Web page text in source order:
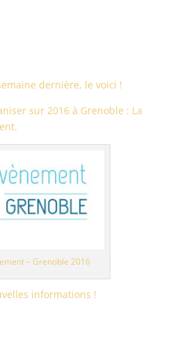
dernière, le voici !
sur 2016 à Grenoble : La
– Grenoble 2016
informations !